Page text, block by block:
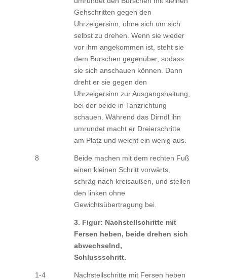
Gehschritten gegen den
Uhrzeigersinn, ohne sich um sich
selbst zu drehen. Wenn sie wieder
vor ihm angekommen ist, steht sie
dem Burschen gegenüber, sodass
sie sich anschauen können. Dann
dreht er sie gegen den
Uhrzeigersinn zur Ausgangshaltung,
bei der beide in Tanzrichtung
schauen. Während das Dirndl ihn
umrundet macht er Dreierschritte
am Platz und weicht ein wenig aus.
8
Beide machen mit dem rechten Fuß
einen kleinen Schritt vorwärts,
schräg nach kreisaußen, und stellen
den linken ohne
Gewichtsübertragung bei.
3. Figur: Nachstellschritte mit
Fersen heben, beide drehen sich
abwechselnd,
Schlussschritt.
1-4
Nachstellschritte mit Fersen heben